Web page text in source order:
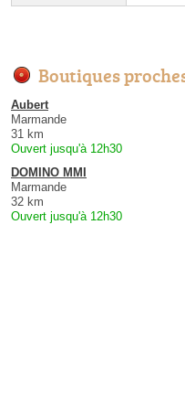
Boutiques
Aubert
Marmande
31 km
Ouvert jusqu'à 12h30
DOMINO MMI
Marmande
32 km
Ouvert jusqu'à 12h30